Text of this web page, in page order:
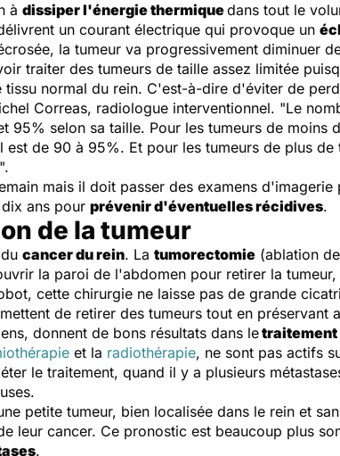
à dissiper l'énergie thermiquedans tout le
un courant électrique qui provoque un
la tumeur va progressivement diminuer
traiter des tumeurs de taille assez limitée
tissu normal du rein. C'est-à-dire d'éviter de
Correas, radiologue interventionnel. "Le
95% selon sa taille. Pour les tumeurs de moins
de 90 à 95%. Et pour les tumeurs de plus de
".
mais il doit passer des examens d'imagerie
ans pour prévenir d'éventuelles récidives.
de la tumeur
cancer du rein. La tumorectomie (ablation
la paroi de l'abdomen pour retirer la
cette chirurgie ne laisse pas de grande
de retirer des tumeurs tout en préservant
donnent de bons résultats dans letraitement
et la radiothérapie, ne sont pas actifs
le traitement, quand il y a plusieurs
petite tumeur, bien localisée dans le rein et
leur cancer. Ce pronostic est beaucoup plus
.